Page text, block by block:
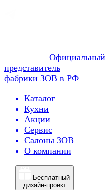
Официальный
представитель
фабрики ЗОВ в РФ
Каталог
Кухни
Акции
Сервис
Салоны ЗОВ
О компании
Бесплатный
дизайн-проект